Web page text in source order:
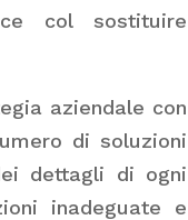
col sostituire
aziendale con
di soluzioni
dettagli di ogni
inadeguate e